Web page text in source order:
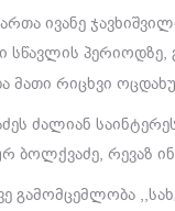
ივანე
სწავლის
მათი რიცხვი
ძალიან
ბოლქვაძე, რევაზ
გამომცემლობა